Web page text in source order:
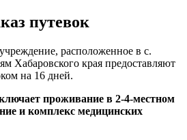
путевок
расположенное в с.
Хабаровского края предоставляют
на 16 дней.
проживание в 2-4-местном
и комплекс медицинских